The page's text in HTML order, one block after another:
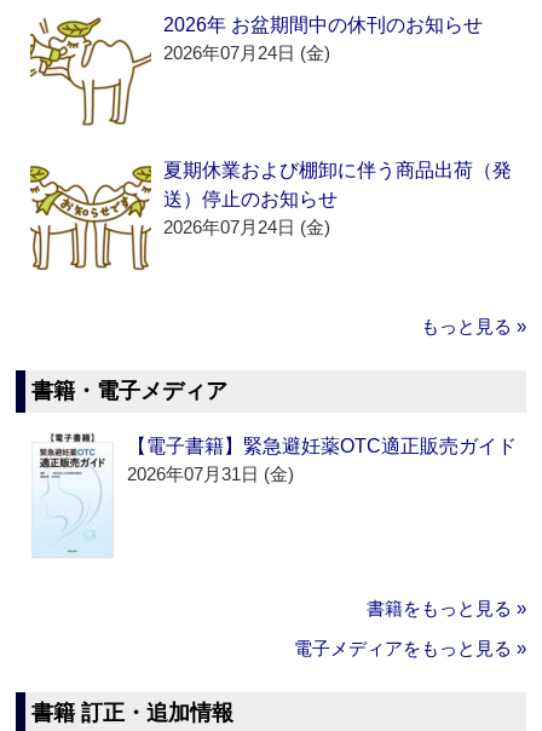
2026年 お盆期間中の休刊のお知らせ
2026年07月24日 (金)
夏期休業および棚卸に伴う商品出荷（発
送）停止のお知らせ
2026年07月24日 (金)
もっと見る »
書籍・電子メディア
【電子書籍】緊急避妊薬OTC適正販売ガイド
2026年07月31日 (金)
書籍をもっと見る »
電子メディアをもっと見る »
書籍 訂正・追加情報